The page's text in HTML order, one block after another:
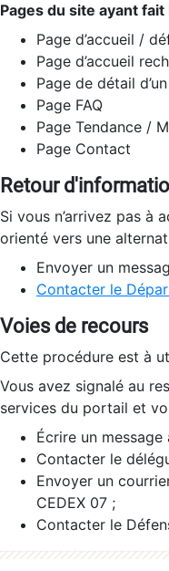
Pages du site ayant
Page d’accueil /
Page d’accueil
Page de détail
Page FAQ
Page Tendance /
Page Contact
Retour
Si vous n’arrivez pas à
orienté vers une
Envoyer un
Contacter le
Voies de recours
Cette procédure est à
Vous avez signalé au
services du portail et
Écrire un
Contacter le
Envoyer un
CEDEX 07 ;
Contacter le